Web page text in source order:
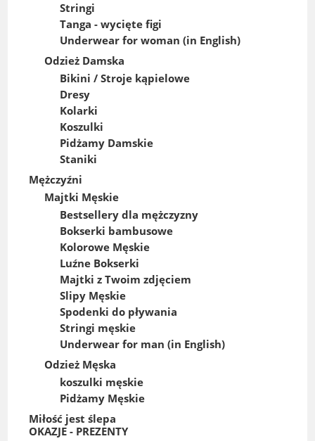
Stringi
Tanga - wycięte figi
Underwear for woman (in English)
Odzież Damska
Bikini / Stroje kąpielowe
Dresy
Kolarki
Koszulki
Pidżamy Damskie
Staniki
Mężczyźni
Majtki Męskie
Bestsellery dla mężczyzny
Bokserki bambusowe
Kolorowe Męskie
Luźne Bokserki
Majtki z Twoim zdjęciem
Slipy Męskie
Spodenki do pływania
Stringi męskie
Underwear for man (in English)
Odzież Męska
koszulki męskie
Pidżamy Męskie
Miłość jest ślepa
OKAZJE - PREZENTY